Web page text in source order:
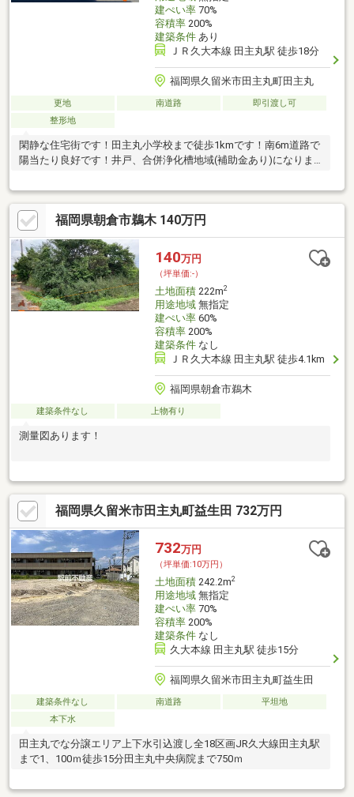
建ぺい率70%
容積率200%
建築条件あり
ＪＲ久大本線 田主丸駅 徒歩18分
福岡県久留米市田主丸町田主丸
更地 南道路
即引渡し可
整形地
閑静な住宅街です！田主丸小学校まで徒歩1kmです！南6m道路で
陽当たり良好です！井戸、合併浄化槽地域(補助金あり)になりま
福岡県朝倉市鵜木 140万円
140万円
（坪単価:-）
土地面積222m2
用途地域無指定
建ぺい率60%
容積率200%
建築条件なし
ＪＲ久大本線 田主丸駅 徒歩4.1km
福岡県朝倉市鵜木
建築条件なし 上物有り
測量図あります！
福岡県久留米市田主丸町益生田 732万円
732万円
（坪単価:10万円）
土地面積242.2m2
用途地域無指定
建ぺい率70%
容積率200%
建築条件なし
久大本線 田主丸駅 徒歩15分
福岡県久留米市田主丸町益生田
建築条件なし 南道路
平坦地
本下水
田主丸でな分譲エリア上下水引込渡し全18区画JR久大線田主丸駅
まで1、100ｍ徒歩15分田主丸中央病院まで750ｍ